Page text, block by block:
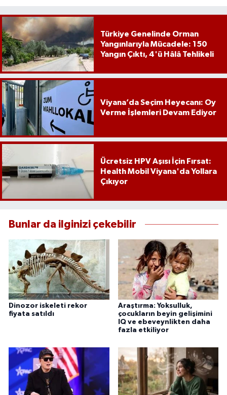
Türkiye Genelinde Orman
Yangınlarıyla Mücadele: 150
Yangın Çıktı, 4'ü Hâlâ Tehlikeli
Viyana’da Seçim Heyecanı: Oy
Verme İşlemleri Devam Ediyor
Ücretsiz HPV Aşısı İçin Fırsat:
Health Mobil Viyana'da Yollara
Çıkıyor
Bunlar da ilginizi çekebilir
Dinozor iskeleti rekor
fiyata satıldı
Araştırma: Yoksulluk,
çocukların beyin gelişimini
IQ ve ebeveynlikten daha
fazla etkiliyor